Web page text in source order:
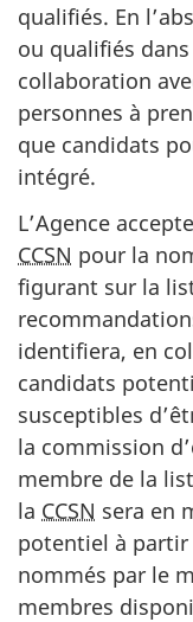
qualifiés. En
ou qualifiés
collaboration
personnes à
que candidats
intégré.
L’Agence
CCSN pour la
figurant sur la
identifiera, en
candidats
susceptibles
la commission
membre de la
la CCSN sera en
potentiel à partir
nommés par le
membres